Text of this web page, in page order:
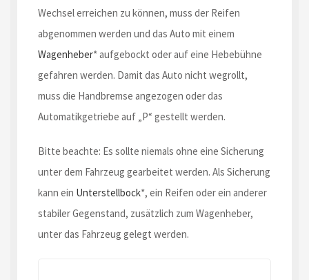
Wechsel erreichen zu können, muss der Reifen
abgenommen werden und das Auto mit einem
Wagenheber* aufgebockt oder auf eine Hebebühne
gefahren werden. Damit das Auto nicht wegrollt,
muss die Handbremse angezogen oder das
Automatikgetriebe auf „P“ gestellt werden.
Bitte beachte: Es sollte niemals ohne eine Sicherung
unter dem Fahrzeug gearbeitet werden. Als Sicherung
kann ein Unterstellbock*, ein Reifen oder ein anderer
stabiler Gegenstand, zusätzlich zum Wagenheber,
unter das Fahrzeug gelegt werden.